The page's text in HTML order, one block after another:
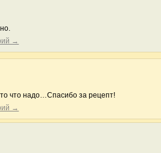
→
что надо…Спасибо за рецепт!
→